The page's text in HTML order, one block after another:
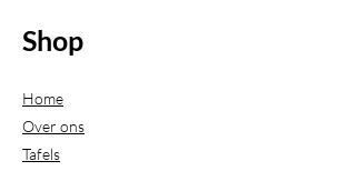
Shop
Home
Over ons
Tafels